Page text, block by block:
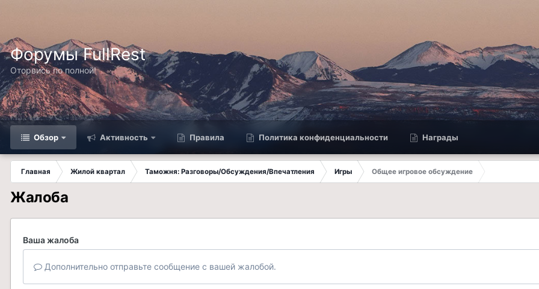
Форумы FullRest
Оторвись по полной!
Обзор Активность Правила Политика конфиденциальности Награды
Главная Жилой квартал Таможня: Разговоры/Обсуждения/Впечатления Игры
Общее игровое обсуждение
Жалоба
Ваша жалоба
Дополнительно отправьте сообщение с вашей жалобой.